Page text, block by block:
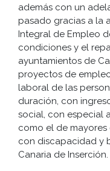
además con un
pasado gracias a la
Integral de Empleo
condiciones y el
ayuntamientos de
proyectos de
laboral de las
duración, con
social, con especial
como el de mayores
con discapacidad y
Canaria de Inserción.